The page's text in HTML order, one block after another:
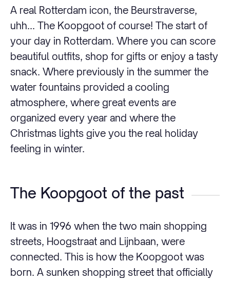
A real Rotterdam icon, the Beurstraverse,
uhh... The Koopgoot of course! The start of
your day in Rotterdam. Where you can score
beautiful outfits, shop for gifts or enjoy a tasty
snack. Where previously in the summer the
water fountains provided a cooling
atmosphere, where great events are
organized every year and where the
Christmas lights give you the real holiday
feeling in winter.
The Koopgoot of the past
It was in 1996 when the two main shopping
streets, Hoogstraat and Lijnbaan, were
connected. This is how the Koopgoot was
born. A sunken shopping street that officially